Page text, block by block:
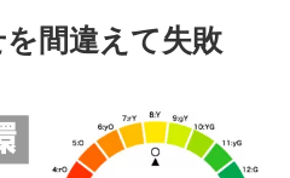
間違えて失敗